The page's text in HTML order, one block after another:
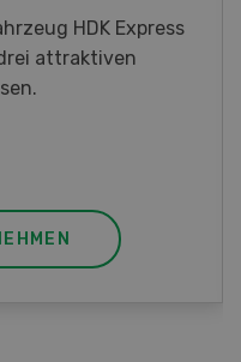
LANDI